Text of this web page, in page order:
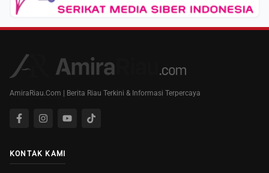
AmiraRiau.Com | Berita Riau Terkini & Informasi Terpercaya
KONTAK KAMI